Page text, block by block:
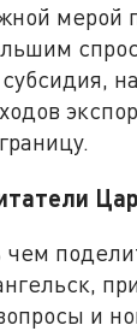
мерой
чем
и